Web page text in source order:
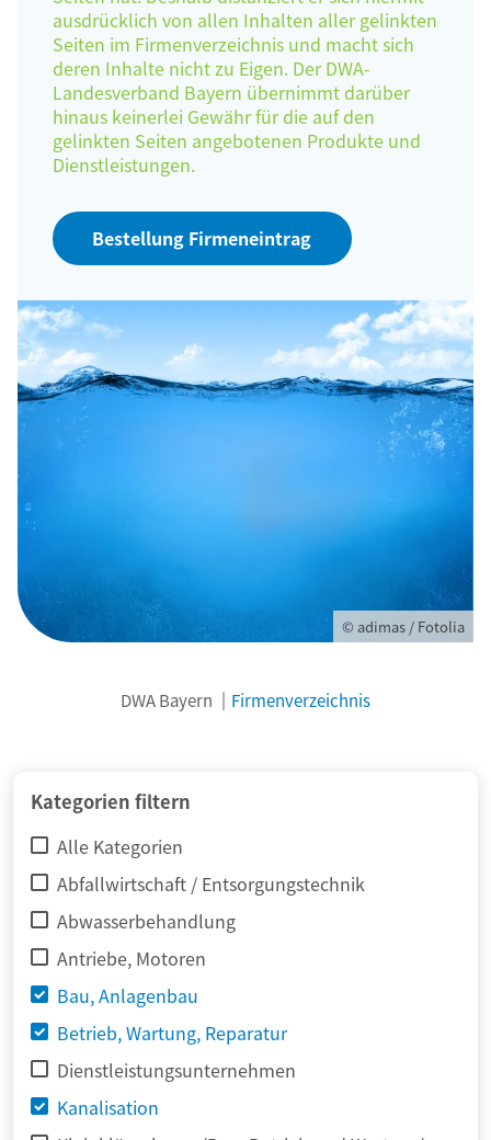
ausdrücklich von allen Inhalten aller gelinkten
Seiten im Firmenverzeichnis und macht sich
deren Inhalte nicht zu Eigen. Der DWA-
Landesverband Bayern übernimmt darüber
hinaus keinerlei Gewähr für die auf den
gelinkten Seiten angebotenen Produkte und
Dienstleistungen.
Bestellung Firmeneintrag
© adimas / Fotolia
DWA Bayern Firmenverzeichnis
Kategorien filtern
Alle Kategorien
Abfallwirtschaft / Entsorgungstechnik
Abwasserbehandlung
Antriebe, Motoren
Bau, Anlagenbau
Betrieb, Wartung, Reparatur
Dienstleistungsunternehmen
Kanalisation